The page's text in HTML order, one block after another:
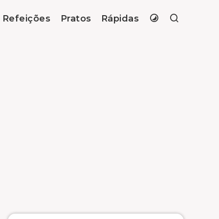
Refeições Pratos Rápidas